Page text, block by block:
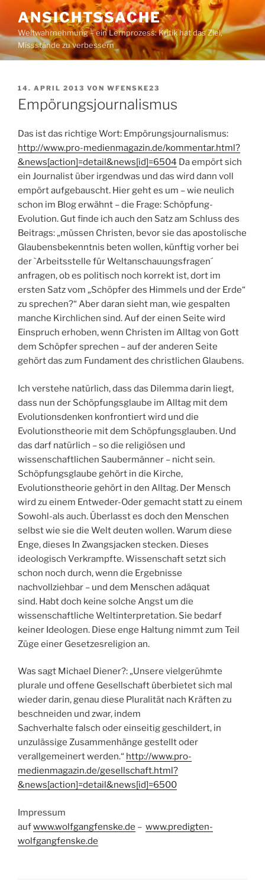
Inhalt
springen
ANSICHTSSACHE
Weltwahrnehmung – ein Lernprozess: Kritik hat das Ziel,
Missstände zu verbessern
VERÖFFENTLICHT
AM
14. APRIL 2013 VON WFENSKE23
Empörungsjournalismus
Das ist das richtige Wort: Empörungsjournalismus:
http://www.pro-medienmagazin.de/kommentar.html?
&news[action]=detail&news[id]=6504 Da empört sich
ein Journalist über irgendwas und das wird dann voll
empört aufgebauscht. Hier geht es um – wie neulich
schon im Blog erwähnt – die Frage: Schöpfung-
Evolution. Gut finde ich auch den Satz am Schluss des
Beitrags: „müssen Christen, bevor sie das apostolische
Glaubensbekenntnis beten wollen, künftig vorher bei
der `Arbeitsstelle für Weltanschauungsfragen´
anfragen, ob es politisch noch korrekt ist, dort im
ersten Satz vom „Schöpfer des Himmels und der Erde“
zu sprechen?“ Aber daran sieht man, wie gespalten
manche Kirchlichen sind. Auf der einen Seite wird
Einspruch erhoben, wenn Christen im Alltag von Gott
dem Schöpfer sprechen – auf der anderen Seite
gehört das zum Fundament des christlichen Glaubens.
Ich verstehe natürlich, dass das Dilemma darin liegt,
dass nun der Schöpfungsglaube im Alltag mit dem
Evolutionsdenken konfrontiert wird und die
Evolutionstheorie mit dem Schöpfungsglauben. Und
das darf natürlich – so die religiösen und
wissenschaftlichen Saubermänner – nicht sein.
Schöpfungsglaube gehört in die Kirche,
Evolutionstheorie gehört in den Alltag. Der Mensch
wird zu einem Entweder-Oder gemacht statt zu einem
Sowohl-als auch. Überlasst es doch den Menschen
selbst wie sie die Welt deuten wollen. Warum diese
Enge, dieses In Zwangsjacken stecken. Dieses
ideologisch Verkrampfte. Wissenschaft setzt sich
schon noch durch, wenn die Ergebnisse
nachvollziehbar – und dem Menschen adäquat
sind. Habt doch keine solche Angst um die
wissenschaftliche Weltinterpretation. Sie bedarf
keiner Ideologen. Diese enge Haltung nimmt zum Teil
Züge einer Gesetzesreligion an.
Was sagt Michael Diener?: „Unsere vielgerühmte
plurale und offene Gesellschaft überbietet sich mal
wieder darin, genau diese Pluralität nach Kräften zu
beschneiden und zwar, indem
Sachverhalte falsch oder einseitig geschildert, in
unzulässige Zusammenhänge gestellt oder
verallgemeinert werden.“ http://www.pro-
medienmagazin.de/gesellschaft.html?
&news[action]=detail&news[id]=6500
Impressum
aufwww.wolfgangfenske.de – www.predigten-
wolfgangfenske.de